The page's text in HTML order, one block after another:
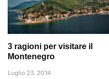
3 ragioni per visitare il
Montenegro
Luglio 23, 2014